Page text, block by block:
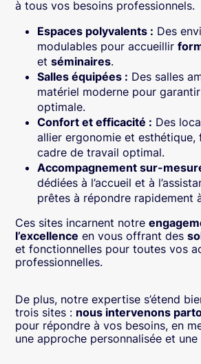
à tous vos besoins professionnels.
Espaces polyvalents : Des
modulables pour accueillir
etséminaires.
Salles équipées : Des salles
matériel moderne pour
optimale.
Confort et efficacité : Des
allier ergonomie et esthétique,
cadre de travail optimal.
Accompagnement sur-
dédiées à l’accueil et à
prêtes à répondre rapidement
Ces sites incarnent notre
l’excellence en vous offrant des
et fonctionnelles pour toutes vos
professionnelles.
De plus, notre expertise s’étend
trois sites : nous intervenons
pour répondre à vos besoins, en
une approche personnalisée et